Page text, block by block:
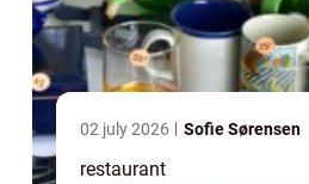
02 july 2026 Sofie Sørensen
restaurant